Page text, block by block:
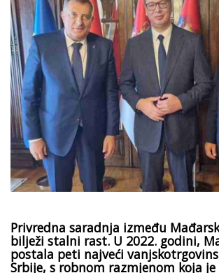
Privredna saradnja između
bilježi stalni rast. U 2022. godini,
postala peti najveći
Srbije, s robnom razmjenom koja